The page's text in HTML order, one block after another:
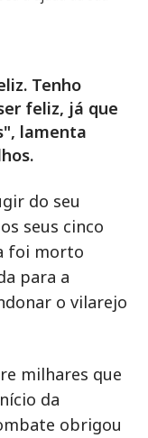
Tenho
feliz, já que
lamenta
do seu
seus cinco
foi morto
para a
o vilarejo
milhares que
da
obrigou